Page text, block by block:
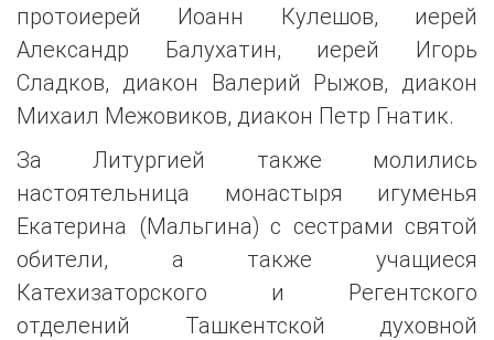
протоиерей Иоанн Кулешов, иерей
Александр Балухатин, иерей Игорь
Сладков, диакон Валерий Рыжов, диакон
Михаил Межовиков, диакон Петр Гнатик.
За Литургией также молились
настоятельница монастыря игуменья
Екатерина (Мальгина) с сестрами святой
обители, а также учащиеся
Катехизаторского и Регентского
отделений Ташкентской духовной